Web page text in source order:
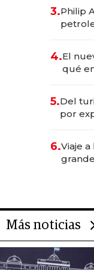
3.Philip
Fénix
4.El
qué
5.Del
por
6.Viaje
Más noticias